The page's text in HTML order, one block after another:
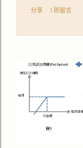
分享 1 則留言